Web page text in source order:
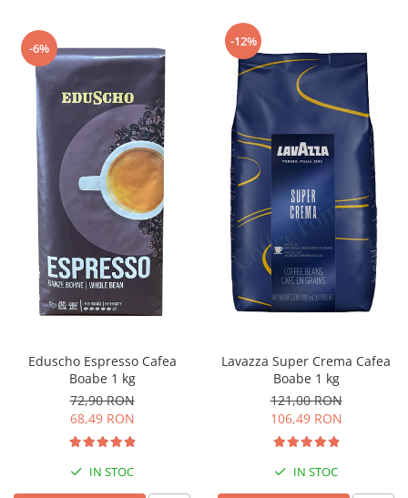
-6%
Eduscho Espresso Cafea
Boabe 1 kg
72,90 RON
68,49 RON
IN STOC
-12%
Lavazza Super Crema Cafea
Boabe 1 kg
121,00 RON
106,49 RON
IN STOC